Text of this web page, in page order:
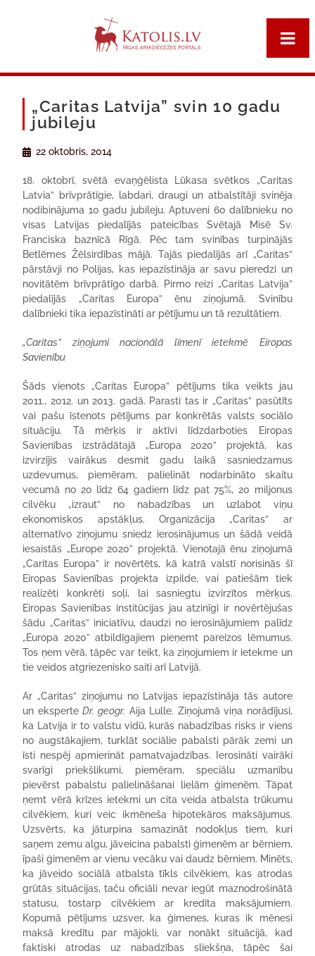
„Caritas Latvija” svin 10 gadu
jubileju
22 oktobris, 2014
18. oktobrī, svētā evaņģēlista Lūkasa svētkos „Caritas
Latvia” brīvprātīgie, labdari, draugi un atbalstītāji svinēja
nodibinājuma 10 gadu jubileju. Aptuveni 60 dalībnieku no
visas Latvijas piedalījās pateicības Svētajā Misē Sv.
Franciska baznīcā Rīgā. Pēc tam svinības turpinājās
Betlēmes Žēlsirdības mājā. Tajās piedalījās arī „Caritas”
pārstāvji no Polijas, kas iepazīstināja ar savu pieredzi un
novitātēm brīvprātīgo darbā. Pirmo reizi „Caritas Latvija”
piedalījās „Caritas Europa” ēnu ziņojumā. Svinību
dalībnieki tika iepazīstināti ar pētījumu un tā rezultātiem.
„Caritas” ziņojumi nacionālā līmenī ietekmē Eiropas
Savienību
Šāds vienots „Caritas Europa” pētījums tika veikts jau
2011., 2012. un 2013. gadā. Parasti tas ir „Caritas” pasūtīts
vai pašu īstenots pētījums par konkrētās valsts sociālo
situāciju. Tā mērķis ir aktīvi līdzdarboties Eiropas
Savienības izstrādātajā „Europa 2020” projektā, kas
izvirzījis vairākus desmit gadu laikā sasniedzamus
uzdevumus, piemēram, palielināt nodarbināto skaitu
vecumā no 20 līdz 64 gadiem līdz pat 75%, 20 miljonus
cilvēku „izraut” no nabadzības un uzlabot viņu
ekonomiskos apstākļus. Organizācija „Caritas” ar
alternatīvo ziņojumu sniedz ierosinājumus un šādā veidā
iesaistās „Europe 2020” projektā. Vienotajā ēnu ziņojumā
„Caritas Europa” ir novērtēts, kā katrā valstī norisinās šī
Eiropas Savienības projekta izpilde, vai patiešām tiek
realizēti konkrēti soļi, lai sasniegtu izvirzītos mērķus.
Eiropas Savienības institūcijas jau atzinīgi ir novērtējušas
šādu „Caritas” iniciatīvu, daudzi no ierosinājumiem palīdz
„Europa 2020” atbildīgajiem pieņemt pareizos lēmumus.
Tos ņem vērā, tāpēc var teikt, ka ziņojumiem ir ietekme un
tie veidos atgriezenisko saiti arī Latvijā.
Ar „Caritas” ziņojumu no Latvijas iepazīstināja tās autore
un eksperteDr. geogr. Aija Lulle. Ziņojumā viņa norādījusi,
ka Latvija ir to valstu vidū, kurās nabadzības risks ir viens
no augstākajiem, turklāt sociālie pabalsti pārāk zemi un
īsti nespēj apmierināt pamatvajadzības. Ierosināti vairāki
svarīgi priekšlikumi, piemēram, speciālu uzmanību
pievērst pabalstu palielināšanai lielām ģimenēm. Tāpat
ņemt vērā krīzes ietekmi un cita veida atbalsta trūkumu
cilvēkiem, kuri veic ikmēneša hipotekāros maksājumus.
Uzsvērts, ka jāturpina samazināt nodokļus tiem, kuri
saņem zemu algu, jāveicina pabalsti ģimenēm ar bērniem,
īpaši ģimenēm ar vienu vecāku vai daudz bērniem. Minēts,
ka jāveido sociālā atbalsta tīkls cilvēkiem, kas atrodas
grūtās situācijas, taču oficiāli nevar iegūt maznodrošinātā
statusu, tostarp cilvēkiem ar kredīta maksājumiem.
Kopumā pētījums uzsver, ka ģimenes, kuras ik mēnesi
maksā kredītu par mājokli, var nonākt situācijā, kad
faktiski atrodas uz nabadzības sliekšņa, tāpēc šai